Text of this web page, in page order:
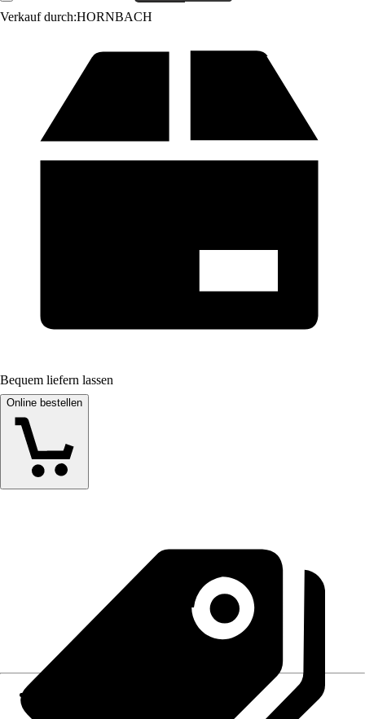
Verkauf durch:HORNBACH
Bequem liefern lassen
Online bestellen